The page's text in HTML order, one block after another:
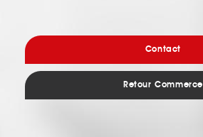
Contact
Retour Commerce